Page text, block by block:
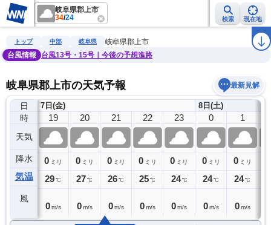
岐阜県郡上市
34/24 検索 現在地
雨雲レーダー 台風情報 地震情報 ラ
トップ 中部 岐阜県
岐阜県郡上市
台風情報
台風13号・15号｜今後の予想進路
岐阜県郡上市の天気予報 最新見解
日
時
天気
降水
気温
風
7日(金)
18
0ミリ
30℃
19
0 ミリ
29℃
0 m/s
20
0 ミリ
27℃
0 m/s
21
0 ミリ
26℃
0 m/s
22
0 ミリ
25℃
0 m/s
23
0 ミリ
24 ℃
0m/s
8日(土)
0
0 ミリ
24℃
0 m/s
1
0 ミリ
24℃
0 m/s